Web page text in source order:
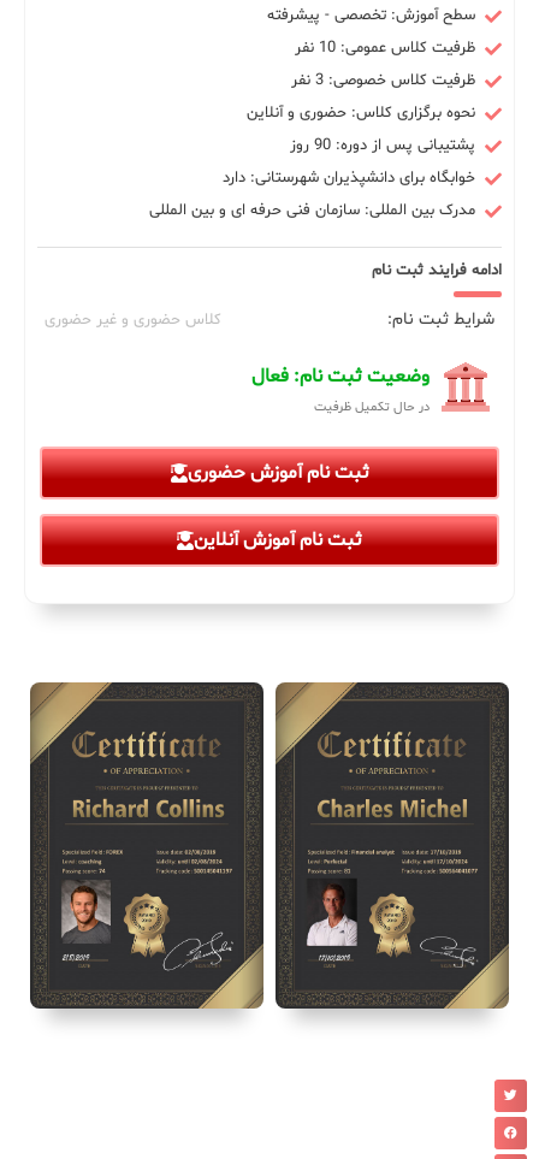
سطح آموزش: تخصصی - پیشرفته
ظرفیت کلاس عمومی: 10 نفر
ظرفیت کلاس خصوصی: 3 نفر
نحوه برگزاری کلاس: حضوری و آنلاین
پشتیبانی پس از دوره: 90 روز
خوابگاه برای دانشپذیران شهرستانی: دارد
مدرک بین المللی: سازمان فنی حرفه ای و بین المللی
ادامه فرایند ثبت نام
شرایط ثبت نام: کلاس حضوری و غیر حضوری
وضعیت ثبت نام: فعال
در حال تکمیل ظرفیت
ثبت نام آموزش حضوری
ثبت نام آموزش آنلاین